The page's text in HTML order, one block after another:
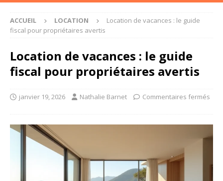
ACCUEIL LOCATION
Location de vacances : le guide
fiscal pour propriétaires avertis
Location de vacances : le guide
fiscal pour propriétaires avertis
janvier 19, 2026 Nathalie Barnet Commentaires fermés